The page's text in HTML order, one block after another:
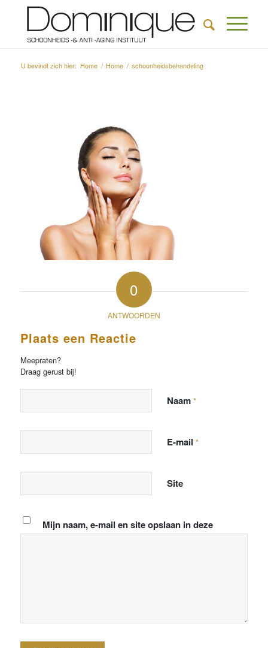
U bevindt zich hier: Home / Home / schoonheidsbehandeling
0
ANTWOORDEN
Plaats een Reactie
Meepraten?
Draag gerust bij!
Naam *
E-mail *
Site
Mijn naam, e-mail en site opslaan in deze
browser voor de volgende keer wanneer ik een